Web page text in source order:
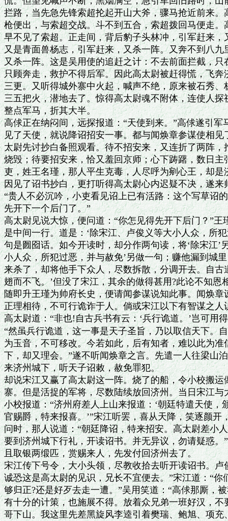
拦路，当先急先锋索超抡起开山大斧，骤马抢近前来
枪便出，与索超交战。斗不到五合，索超拨回马便走
早不见了索超。正走间，背后豹子头林冲，引军赶来
又是青面兽杨志，引军赶来，又杀一阵。又奔不到八
又杀一阵。这是吴用使的追赶之计：不去前面拦截，
只顾奔走，救护不得后军。因此高太尉被赶得慌，飞
三更。又听得城外寨中火起，喊声不绝，原来被石秀
三五把火，潜地去了。惊得高太尉魂不附体，连使人
整点军马，折其大半。
高俅正在纳闷间，远探报道：“天使到来。”高俅遂引军
见了天使，就说降诏招安一事。都与闻焕章参谋使相
太尉先讨抄白备照观看。待不招安来，又连折了两阵
烧毁；待要招安来，恰又羞回京师；心下踌躇，数日
吏，姓王名瑾，那人平生克毒，人尽呼为剜心王，却
因见了诏书抄白，更打听得高太尉心内迟疑不决，遂
“贵人不必沉吟，小吏看见诏上已有活路：这个写草诏
先开下一个后门了。”
高太尉见说大惊，便问道：“你怎见得先开下后门？”王
是中间一行。道是：‘除宋江、卢俊义等大小人众，所
句是囫囵话。如今开读时，却分作两句读，将‘除宋江’
小人众，所犯过恶，并与赦免’另做一句；赚他漏到城
来杀了，却将他手下众人，尽数拆散，分调开去。自古
翅而不飞。’但没了宋江，其余的做得甚用?此论不知恩
随即升王瑾为帅府长史，便请闻参谋说知此事。闻焕章
正理相待，不可行诡诈于人。倘或宋江以下有智谋之人
高太尉道：“非也!自古兵书有云：‘兵行诡道。’岂可用
“然虽兵行诡道，这一事是天子圣旨，乃以取信天下。
为玉音，不可移改。今若如此，后有知者，难以此为准
下，却又理会。”遂不听闻焕章之言。先遣一人往梁山
来济州城下，听天子诏敕，赦免罪犯。
却说宋江又赢了高太尉这一阵。烧了的船，令小校搬
寨。但是活捉的军将，尽数陆续放回济州。当日宋江
小校报道：“济州府差人上山来报道：‘朝廷特遣天使，
官赐爵，特来报喜。’”宋江听罢，喜从天降，笑逐颜开
问时，那人说道：“朝廷降诏，特来招安。高太尉差小
要到济州城下行礼，开读诏书。并无异议，勿请疑惑。
且取银两缎匹，赏赐来人，先发付回济州去了。
宋江传下号令，大小头领，尽教收拾去听开读诏书。卢
诚恐这是高太尉的见识，兄长不宜便去。”宋江道：“你
够归正?还是好歹去走一遭。”吴用笑道：“高俅那厮，
有十分的计策，也施展不得。放着众兄弟一班好汉，
哥下山。我这里先差黑旋风李逵引着樊瑞、鲍旭、项